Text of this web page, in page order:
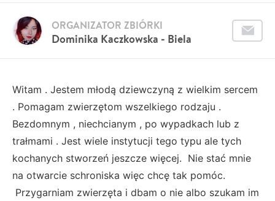
Dominika Kaczkowska - Biela
ORGANIZATOR ZBIÓRKI
Witam . Jestem młodą dziewczyną z wielkim sercem
. Pomagam zwierzętom wszelkiego rodzaju .
Bezdomnym , niechcianym , po wypadkach lub z
trałmami . Jest wiele instytucji tego typu ale tych
kochanych stworzeń jeszcze więcej. Nie stać mnie
na otwarcie schroniska więc chcę tak pomóc.
Przygarniam zwierzęta i dbam o nie albo szukam im